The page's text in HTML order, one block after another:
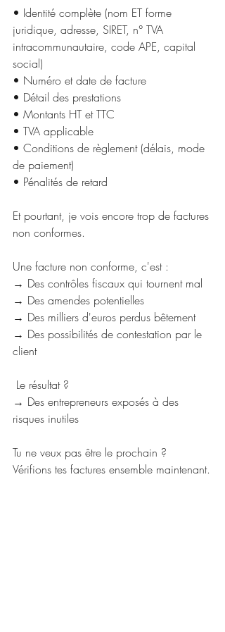
• Identité complète (nom ET forme
juridique, adresse, SIRET, n° TVA
intracommunautaire, code APE, capital
social)
• Numéro et date de facture
• Détail des prestations
• Montants HT et TTC
• TVA applicable
• Conditions de règlement (délais, mode
de paiement)
• Pénalités de retard
Et pourtant, je vois encore trop de factures
non conformes.
Une facture non conforme, c'est :
→ Des contrôles fiscaux qui tournent mal
→ Des amendes potentielles
→ Des milliers d'euros perdus bêtement
→ Des possibilités de contestation par le
client
Le résultat ?
→ Des entrepreneurs exposés à des
risques inutiles
Tu ne veux pas être le prochain ?
Vérifions tes factures ensemble maintenant.